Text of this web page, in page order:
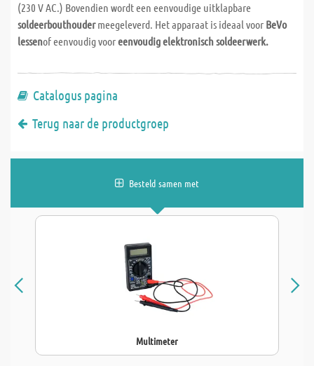
(230 V AC.) Bovendien wordt een eenvoudige uitklapbare
soldeerbouthoudermeegeleverd. Het apparaat is ideaal voor BeVo
lessenof eenvoudig vooreenvoudig elektronisch soldeerwerk.
Catalogus pagina
Terug naar de productgroep
Besteld samen met
Multimeter